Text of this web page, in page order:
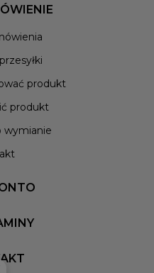
produkt
produkt
wymianie